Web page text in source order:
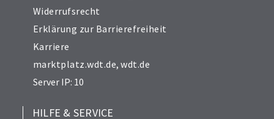
Widerrufsrecht
Erklärung zur Barrierefreiheit
Karriere
marktplatz.wdt.de,wdt.de
Server IP: 10
HILFE & SERVICE